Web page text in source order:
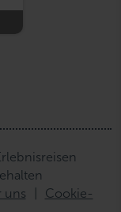
uns
Cookie-